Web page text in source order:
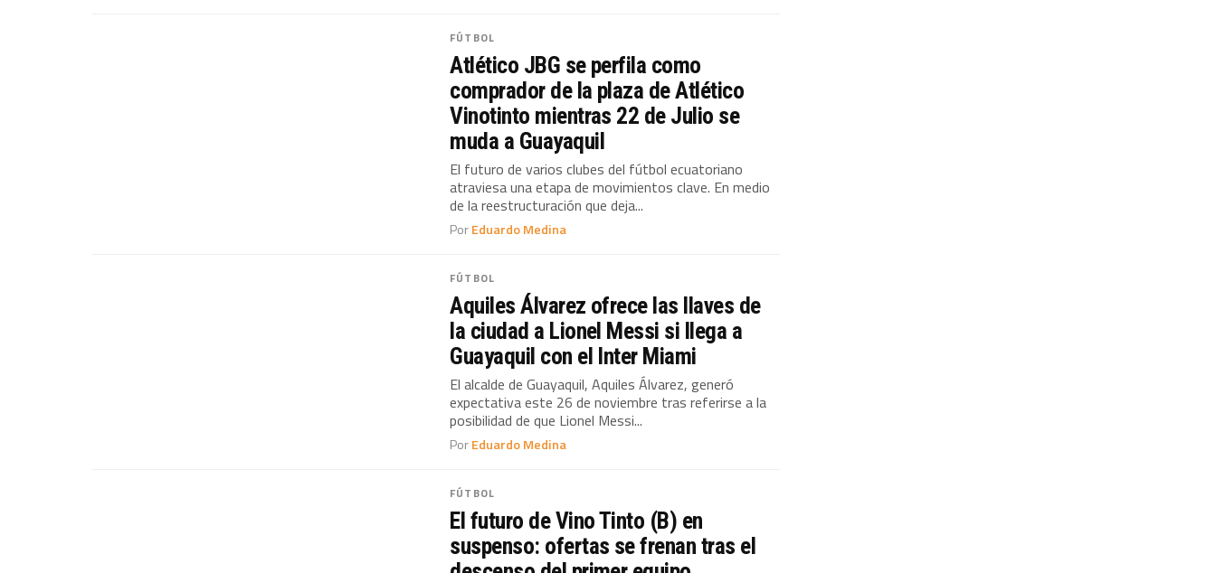
FÚTBOL
Atlético JBG se perfila como
comprador de la plaza de Atlético
Vinotinto mientras 22 de Julio se
muda a Guayaquil
El futuro de varios clubes del fútbol ecuatoriano
atraviesa una etapa de movimientos clave. En medio
de la reestructuración que deja...
PorEduardo Medina
FÚTBOL
Aquiles Álvarez ofrece las llaves de
la ciudad a Lionel Messi si llega a
Guayaquil con el Inter Miami
El alcalde de Guayaquil, Aquiles Álvarez, generó
expectativa este 26 de noviembre tras referirse a la
posibilidad de que Lionel Messi...
PorEduardo Medina
FÚTBOL
El futuro de Vino Tinto (B) en
suspenso: ofertas se frenan tras el